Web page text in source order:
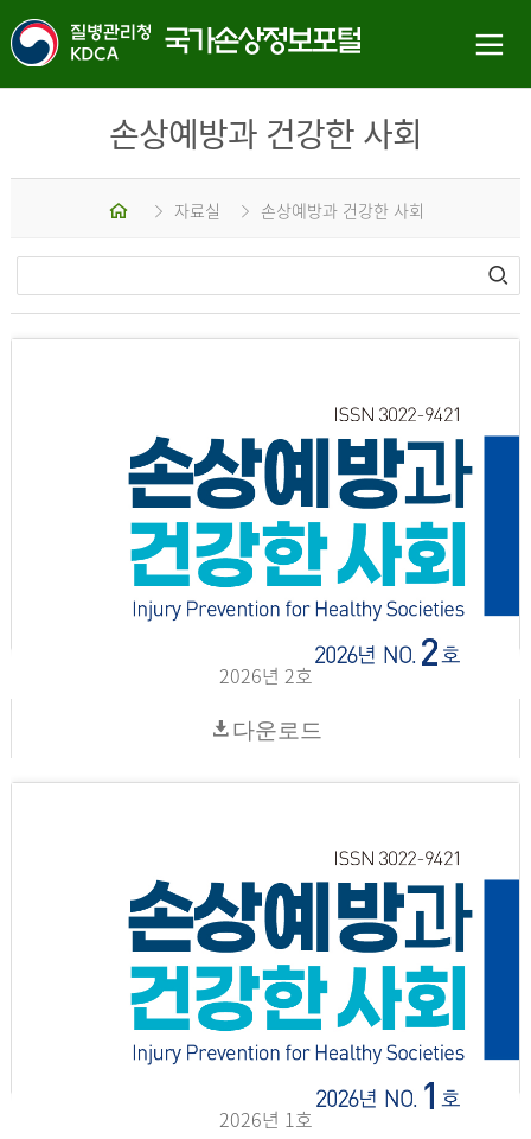
손상예방과 건강한 사회
홈 자료실 손상예방과 건강한 사회
2026년 2호
다운로드
2026년 1호